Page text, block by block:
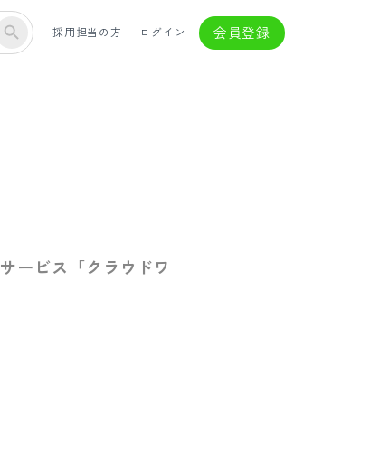
採用担当の方 ログイン 会員登録
ービス「クラウドワ